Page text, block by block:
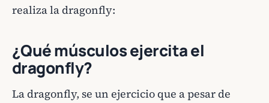
realiza la dragonfly:
¿Qué músculos ejercita el
dragonfly?
La dragonfly, se un ejercicio que a pesar de